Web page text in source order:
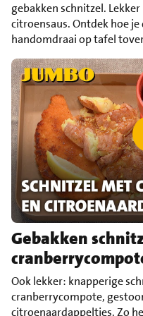
gebakken schnitzel.
citroensaus. Ontdek hoe
handomdraai op tafel
Gebakken
Ook lekker: knapperige
cranberrycompote,
citroenaardappeltjes. Zo